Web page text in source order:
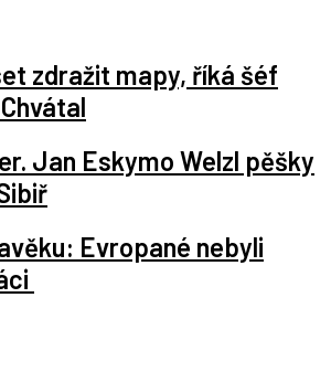
zdražit mapy, říká šéf
Jan Eskymo Welzl pěšky
Evropané nebyli